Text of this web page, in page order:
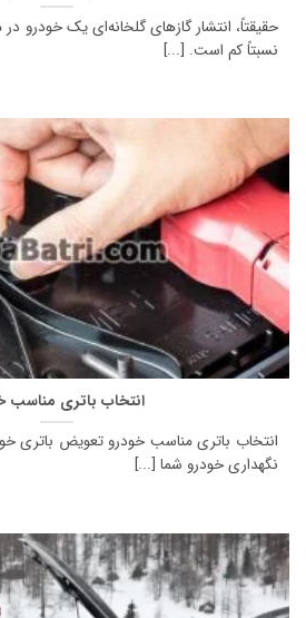
حقیقتاً، انتشار گازهای گلخانه‌ای یک خودرو در
نسبتاً کم است. [...]
انتخاب باتری مناسب
انتخاب باتری مناسب خودرو تعویض باتری
نگهداری خودرو شما [...]